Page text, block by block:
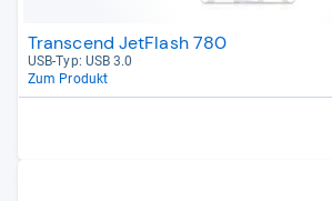
Transcend JetFlash 780
USB-​Typ: USB 3.0
Zum Produkt